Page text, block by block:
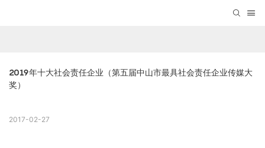
2019年十大社会责任企业（第五届中山市最具社会责任企业传媒大
奖）
2017-02-27